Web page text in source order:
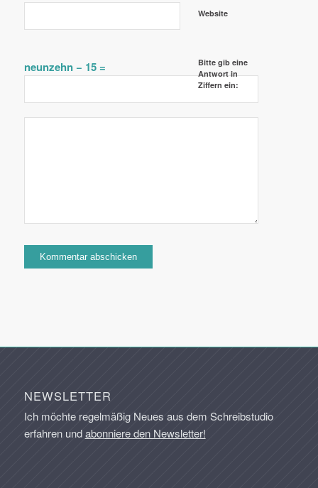
Website
Bitte gib eine
Antwort in
Ziffern ein:
neunzehn − 15 =
NEWSLETTER
Ich möchte regelmäßig Neues aus dem Schreibstudio
erfahren undabonniere den Newsletter!